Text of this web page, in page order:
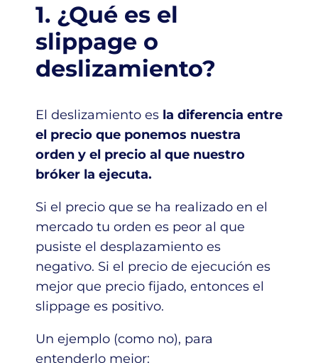
1. ¿Qué es el
slippage o
deslizamiento?
El deslizamiento es la diferencia entre
el precio que ponemos nuestra
orden y el precio al que nuestro
bróker la ejecuta.
Si el precio que se ha realizado en el
mercado tu orden es peor al que
pusiste el desplazamiento es
negativo. Si el precio de ejecución es
mejor que precio fijado, entonces el
slippage es positivo.
Un ejemplo (como no), para
entenderlo mejor: